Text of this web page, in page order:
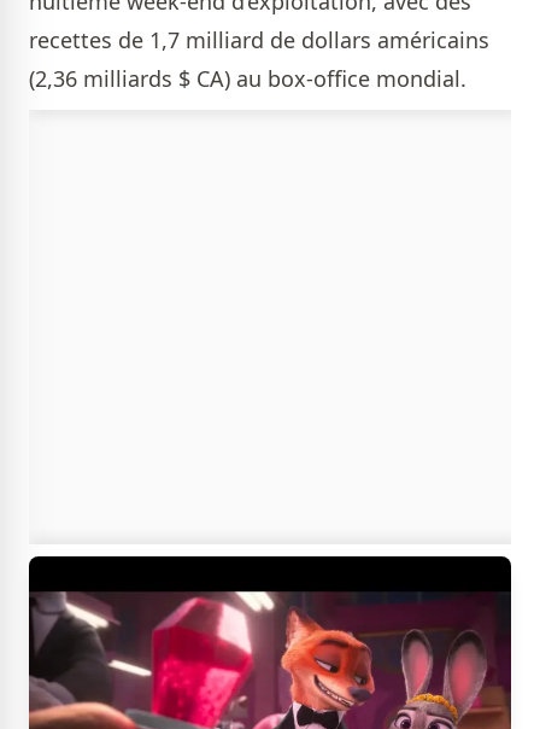
recettes de 1,7 milliard de dollars américains
(2,36 milliards $ CA) au box-office mondial.